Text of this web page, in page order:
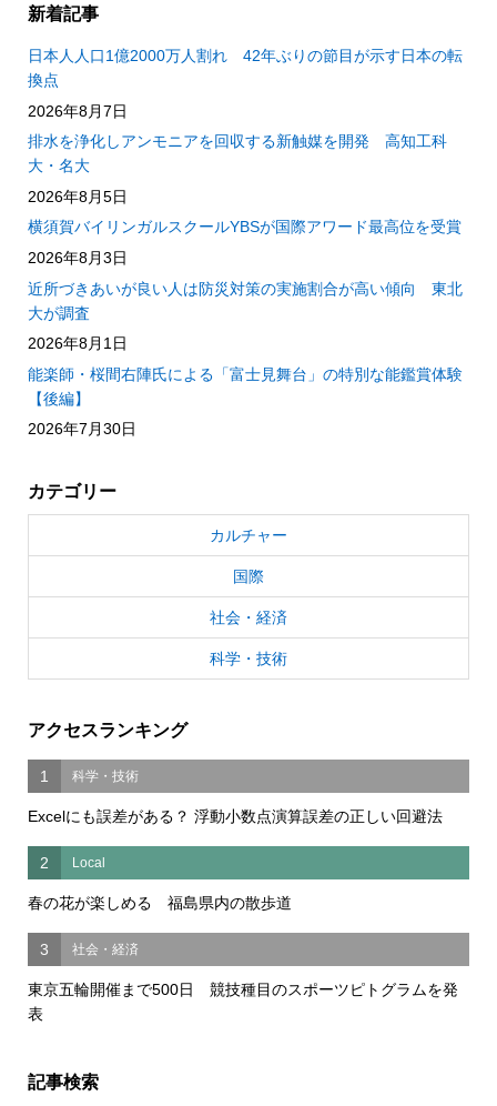
新着記事
日本人人口1億2000万人割れ 42年ぶりの節目が示す日本の転
換点
2026年8月7日
排水を浄化しアンモニアを回収する新触媒を開発 高知工科
大・名大
2026年8月5日
横須賀バイリンガルスクールYBSが国際アワード最高位を受賞
2026年8月3日
近所づきあいが良い人は防災対策の実施割合が高い傾向 東北
大が調査
2026年8月1日
能楽師・桜間右陣氏による「富士見舞台」の特別な能鑑賞体験
【後編】
2026年7月30日
カテゴリー
カルチャー
国際
社会・経済
科学・技術
アクセスランキング
1 科学・技術
Excelにも誤差がある？ 浮動小数点演算誤差の正しい回避法
2 Local
春の花が楽しめる 福島県内の散歩道
3 社会・経済
東京五輪開催まで500日 競技種目のスポーツピトグラムを発
表
記事検索